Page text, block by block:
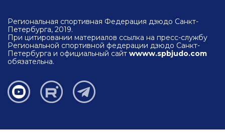
Региональная спортивная Федерация дзюдо Санкт-
Петербурга, 2019.
При цитировании материалов ссылка на пресс-службу
Региональной спортивной федерации дзюдо Санкт-
Петербурга и официальный сайт wwww.spbjudo.com
обязательна.